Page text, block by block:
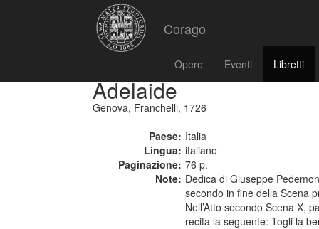
Corago
Opere Eventi Libretti
Adelaide
Genova, Franchelli, 1726
Paese: Italia
Lingua: italiano
Paginazione: 76 p.
Note: Dedica di Giuseppe
secondo in fine della Scena
Nell’Atto secondo Scena X,
recita la seguente: Togli la